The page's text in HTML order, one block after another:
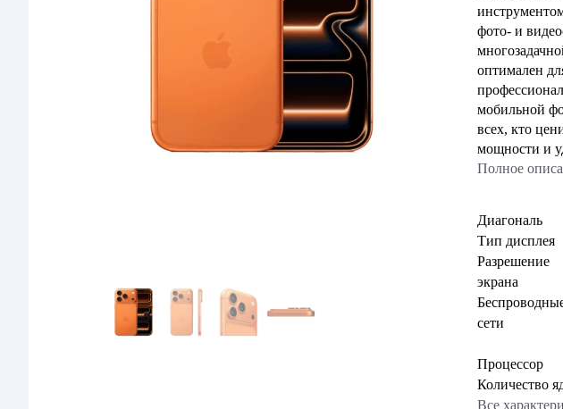
фото- и
оптимален
мобильной
всех, кто
мощности и
Полное
Диагональ
Тип дисплея
Разрешение
экрана
сети
Процессор
Количество
Все